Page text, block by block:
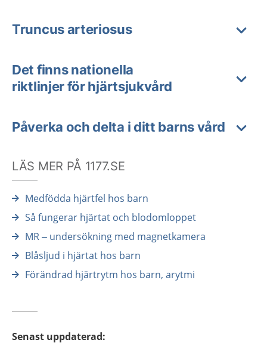
Truncus arteriosus
Det finns nationella
riktlinjer för hjärtsjukvård
Påverka och delta i ditt barns vård
LÄS MER PÅ 1177.SE
Medfödda hjärtfel hos barn
Så fungerar hjärtat och blodomloppet
MR – undersökning med magnetkamera
Blåsljud i hjärtat hos barn
Förändrad hjärtrytm hos barn, arytmi
Senast uppdaterad: